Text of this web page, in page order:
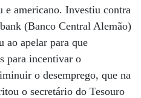
e americano. Investiu contra
(Banco Central Alemão)
ao apelar para que
para incentivar o
o desemprego, que na
o secretário do Tesouro